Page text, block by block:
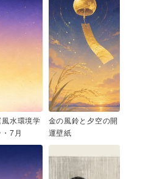
水環境学
7月
金の風鈴と夕空の開
運壁紙